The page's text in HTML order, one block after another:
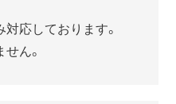
応しております。
ん。